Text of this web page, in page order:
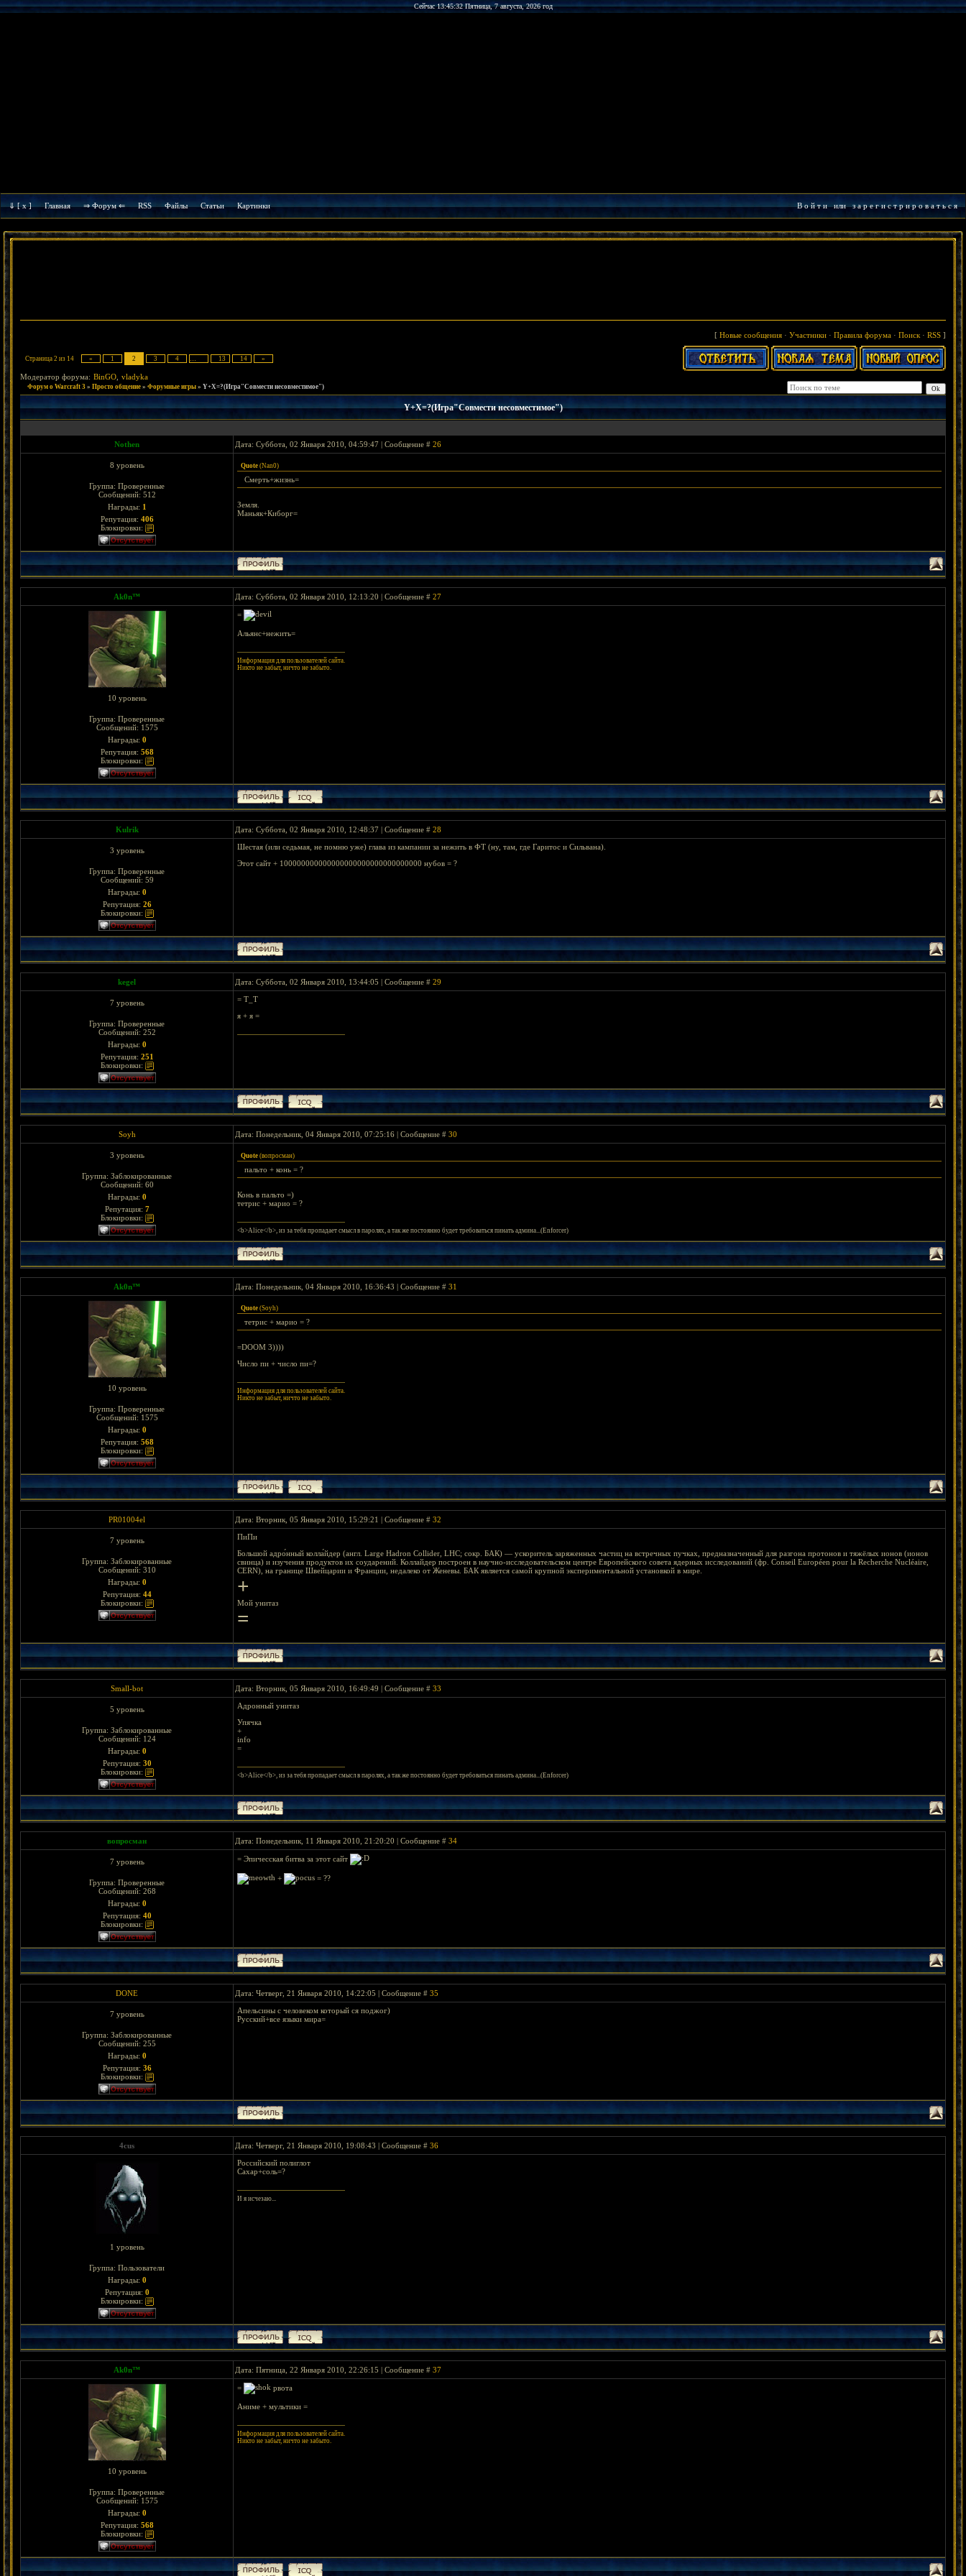
Сейчас 13:45:32 Пятница, 7 августа, 2026 год
⇓ [ x ] Главная ⇒ Форум ⇐ RSS Файлы Cтатьи Картинки В о й т иилиз а р е г и с т р и р о в а т ь с я
[ Новые сообщения · Участники · Правила форума · Поиск · RSS ]
Страница 2 из 14 « 1 2 3 4 … 13 14 »
Модератор форума: BinGO vladyka
Форум о Warcraft 3 » Просто общение » Форумные игры » Y+X=?(Игра"Совмести несовместимое")
Y+X=?(Игра"Совмести несовместимое")
Nothen Дата: Суббота, 02 Января 2010, 04:59:47 | Сообщение # 26
8 уровень
Группа: Проверенные
Сообщений: 512
Награды: 1
Репутация: 406
Блокировки:
Quote (Nan0)
Смерть+жизнь=
Земля.
Маньяк+Киборг=
Ak0n™ Дата: Суббота, 02 Января 2010, 12:13:20 | Сообщение # 27
10 уровень
Группа: Проверенные
Сообщений: 1575
Награды: 0
Репутация: 568
Блокировки:
=
Альянс+нежить=
Информация для пользователей сайта.
Никто не забыт, ничто не забыто.
Kulrik Дата: Суббота, 02 Января 2010, 12:48:37 | Сообщение # 28
3 уровень
Группа: Проверенные
Сообщений: 59
Награды: 0
Репутация: 26
Блокировки:
Шестая (или седьмая, не помню уже) глава из кампании за нежить в ФТ (ну, там, где Гаритос и Сильвана).
Этот сайт + 100000000000000000000000000000000 нубов = ?
kegel Дата: Суббота, 02 Января 2010, 13:44:05 | Сообщение # 29
7 уровень
Группа: Проверенные
Сообщений: 252
Награды: 0
Репутация: 251
Блокировки:
= Т_Т
я + я =
Soyh Дата: Понедельник, 04 Января 2010, 07:25:16 | Сообщение # 30
3 уровень
Группа: Заблокированные
Сообщений: 60
Награды: 0
Репутация: 7
Блокировки:
Quote (вопросман)
пальто + конь = ?
Конь в пальто =)
тетрис + марио = ?
<b>Alice</b>, из за тебя пропадает смысл в паролях, а так же постоянно будет требоваться пинать админа...(Enforcer)
Ak0n™ Дата: Понедельник, 04 Января 2010, 16:36:43 | Сообщение # 31
10 уровень
Группа: Проверенные
Сообщений: 1575
Награды: 0
Репутация: 568
Блокировки:
Quote (Soyh)
тетрис + марио = ?
=DOOM 3))))
Число пи + число пи=?
Информация для пользователей сайта.
Никто не забыт, ничто не забыто.
PR01004el Дата: Вторник, 05 Января 2010, 15:29:21 | Сообщение # 32
7 уровень
Группа: Заблокированные
Сообщений: 310
Награды: 0
Репутация: 44
Блокировки:
ПиПи
Большой адро́нный колла́йдер (англ. Large Hadron Collider, LHC; сокр. БАК) — ускоритель заряженных частиц на встречных пучках, предназначенный для разгона протонов и тяжёлых ионов (ионов
свинца) и изучения продуктов их соударений. Коллайдер построен в научно-исследовательском центре Европейского совета ядерных исследований (фр. Conseil Européen pour la Recherche Nucléaire,
CERN), на границе Швейцарии и Франции, недалеко от Женевы. БАК является самой крупной экспериментальной установкой в мире.
+
Мой унитаз
=
Small-bot Дата: Вторник, 05 Января 2010, 16:49:49 | Сообщение # 33
5 уровень
Группа: Заблокированные
Сообщений: 124
Награды: 0
Репутация: 30
Блокировки:
Адронный унитаз
Упячка
+
info
=
<b>Alice</b>, из за тебя пропадает смысл в паролях, а так же постоянно будет требоваться пинать админа...(Enforcer)
вопросман Дата: Понедельник, 11 Января 2010, 21:20:20 | Сообщение # 34
7 уровень
Группа: Проверенные
Сообщений: 268
Награды: 0
Репутация: 40
Блокировки:
= Эпичесская битва за этот сайт
+ = ??
DONE Дата: Четверг, 21 Января 2010, 14:22:05 | Сообщение # 35
7 уровень
Группа: Заблокированные
Сообщений: 255
Награды: 0
Репутация: 36
Блокировки:
Апельсины с человеком который ся поджог)
Русский+все языки мира=
4cus Дата: Четверг, 21 Января 2010, 19:08:43 | Сообщение # 36
1 уровень
Группа: Пользователи
Награды: 0
Репутация: 0
Блокировки:
Российский полиглот
Сахар+соль=?
И я исчезаю...
Ak0n™ Дата: Пятница, 22 Января 2010, 22:26:15 | Сообщение # 37
10 уровень
Группа: Проверенные
Сообщений: 1575
Награды: 0
Репутация: 568
Блокировки:
= рвота
Аниме + мультики =
Информация для пользователей сайта.
Никто не забыт, ничто не забыто.